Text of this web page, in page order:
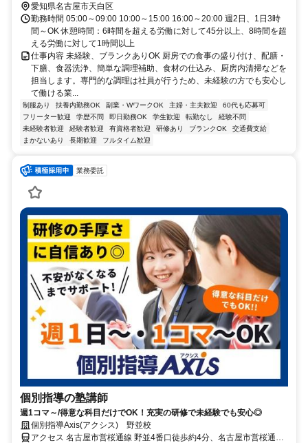
歩約28分
愛知県名古屋市天白区
勤務時間 05:00～09:00 10:00～15:00 16:00～20:00 週2日、1日3時
間～OK 休憩時間：6時間を超える労働に対して45分以上、8時間を超
える労働に対して1時間以上
仕事内容 未経験、ブランクありOK 厨房での食事の盛り付け、配膳・
下膳、食器洗浄、簡単な調理補助、食材の仕込み、厨房内清掃などを
担当します。専門的な調理は社員が行うため、未経験の方でも安心し
て働ける業...
制服あり 扶養内勤務OK 副業・WワークOK 主婦・主夫歓迎
60代も応募可
フリーター歓迎
学歴不問 即日勤務OK 学生歓迎 転勤なし
経験不問
未経験者歓迎
経験者歓迎 有資格者歓迎 研修あり ブランクOK
交通費支給
まかないあり
長期歓迎 フルタイム歓迎
業務委託
個別指導の塾講師
週1コマ～/得意な科目だけでOK！充実の研修で未経験でも安心◎
個別指導Axis(アクシス) 野並校
アクセス 名古屋市営桜通線 野並4番口徒歩約4分、名古屋市営桜通線